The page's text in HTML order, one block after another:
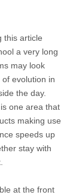
this article
a very long
may look
evolution in
the day.
one area that
making use
speeds up
stay with
at the front